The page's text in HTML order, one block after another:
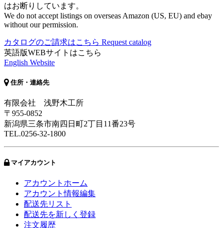
はお断りしています。
We do not accept listings on overseas Amazon (US, EU) and ebay
without our permission.
カタログのご請求はこちら Request catalog
英語版WEBサイトはこちら
English Website
住所・連絡先
有限会社 浅野木工所
〒955-0852
新潟県三条市南四日町2丁目11番23号
TEL.0256-32-1800
マイアカウント
アカウントホーム
アカウント情報編集
配送先リスト
配送先を新しく登録
注文履歴